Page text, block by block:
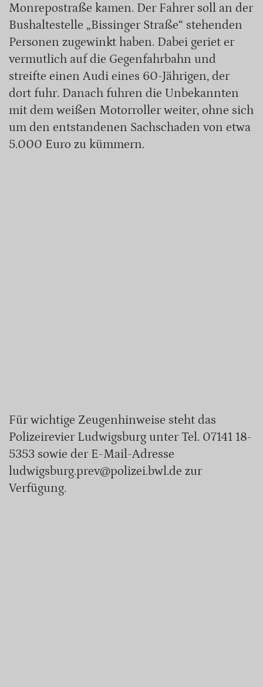
Monrepostraße kamen. Der Fahrer soll an der
Bushaltestelle „Bissinger Straße“ stehenden
Personen zugewinkt haben. Dabei geriet er
vermutlich auf die Gegenfahrbahn und
streifte einen Audi eines 60-Jährigen, der
dort fuhr. Danach fuhren die Unbekannten
mit dem weißen Motorroller weiter, ohne sich
um den entstandenen Sachschaden von etwa
5.000 Euro zu kümmern.
Für wichtige Zeugenhinweise steht das
Polizeirevier Ludwigsburg unter Tel. 07141 18-
5353 sowie der E-Mail-Adresse
ludwigsburg.prev@polizei.bwl.de zur
Verfügung.